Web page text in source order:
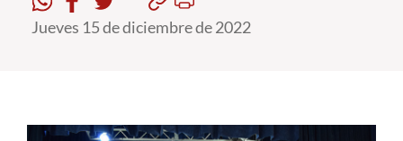
Académicos
Jueves 15 de diciembre de 2022